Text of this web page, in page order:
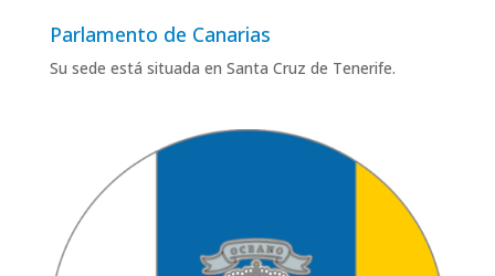
Parlamento de Canarias
Su sede está situada en Santa Cruz de Tenerife.